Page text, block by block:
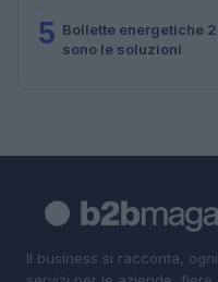
5 Bollette energetiche
sono le soluzioni
Il business si racconta,